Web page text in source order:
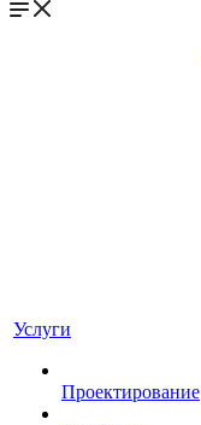
Услуги
Проектирование